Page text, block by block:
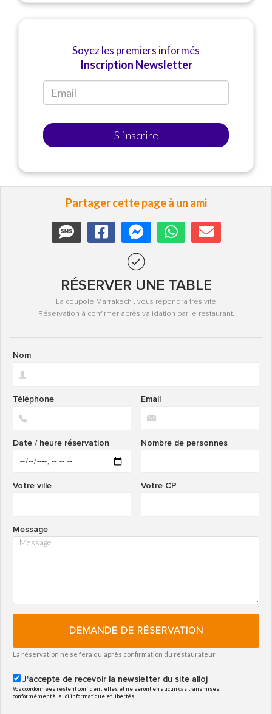
Soyez les premiers informés
Inscription Newsletter
S'inscrire
Partager cette page à un ami
RÉSERVER UNE TABLE
La coupole Marrakech , vous répondra très vite
Réservation à confirmer après validation par le restaurant.
Nom
Email
Téléphone
Nombre de personnes
Date / heure réservation
Votre CP
Votre ville
Message
DEMANDE DE RÉSERVATION
La réservation ne se fera qu'après confirmation du restaurateur
J'accepte de recevoir la newsletter du site alloj
Vos coordonnées restent confidentielles et ne seront en aucun cas transmises,
conformément à la loi informatique et libertés.